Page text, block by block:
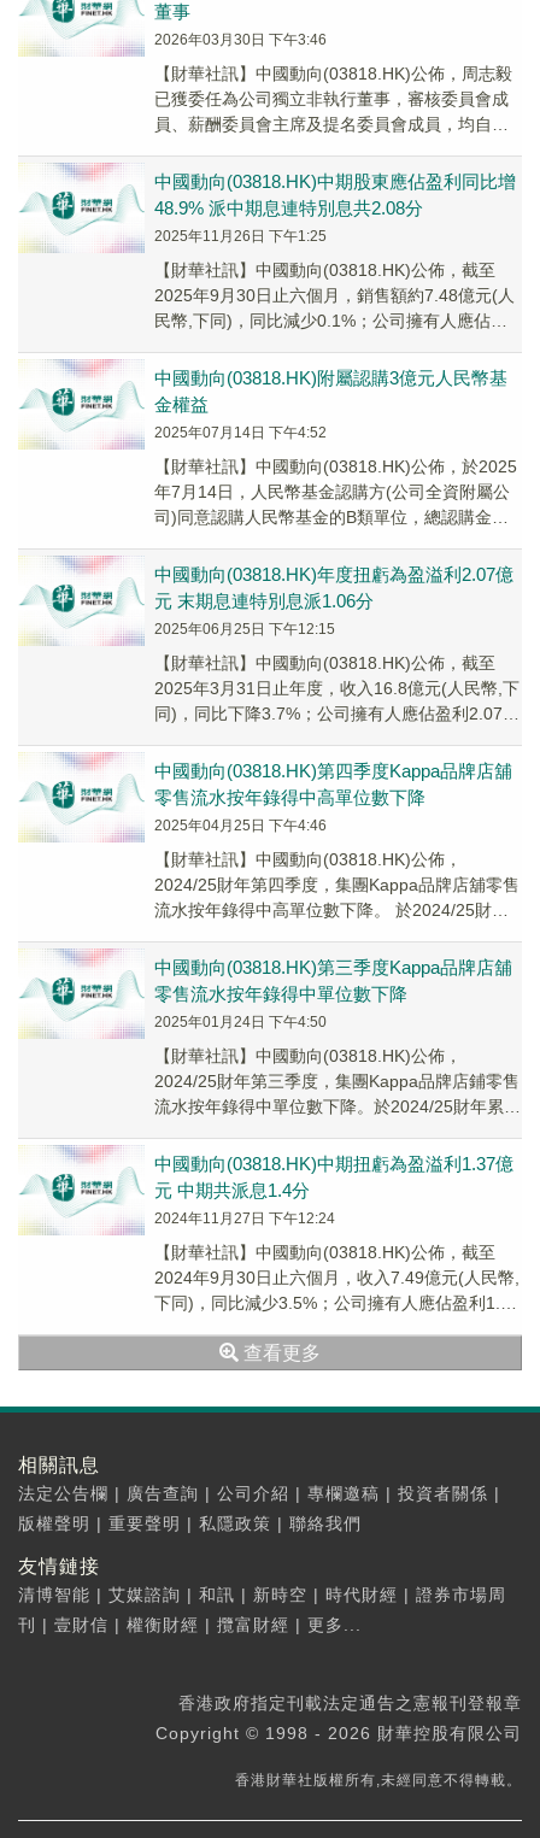
董事
2026年03月30日 下午3:46
​【財華社訊】中國動向(03818.HK)公佈，周志毅
已獲委任為公司獨立非執行董事，審核委員會成
員、薪酬委員會主席及提名委員會成員，均自
中國動向(03818.HK)中期股東應佔盈利同比增
48.9% 派中期息連特別息共2.08分
2025年11月26日 下午1:25
【財華社訊】中國動向(03818.HK)公佈，截至
2025年9月30日止六個月，銷售額約7.48億元(人
民幣,下同)，同比減少0.1%；公司擁有人應佔盈
中國動向(03818.HK)附屬認購3億元人民幣基
金權益
2025年07月14日 下午4:52
【財華社訊】中國動向(03818.HK)公佈，於2025
年7月14日，人民幣基金認購方(公司全資附屬公
司)同意認購人民幣基金的B類單位，總認購金額
中國動向(03818.HK)年度扭虧為盈溢利2.07億
元 末期息連特別息派1.06分
2025年06月25日 下午12:15
【財華社訊】中國動向(03818.HK)公佈，截至
2025年3月31日止年度，收入16.8億元(人民幣,下
同)，同比下降3.7%；公司擁有人應佔盈利2.07億
中國動向(03818.HK)第四季度Kappa品牌店舖
零售流水按年錄得中高單位數下降
2025年04月25日 下午4:46
【財華社訊】中國動向(03818.HK)公佈，
2024/25財年第四季度，集團Kappa品牌店舖零售
流水按年錄得中高單位數下降。 於2024/25財年
中國動向(03818.HK)第三季度Kappa品牌店舖
零售流水按年錄得中單位數下降
2025年01月24日 下午4:50
【財華社訊】中國動向(03818.HK)公佈，
2024/25財年第三季度，集團Kappa品牌店鋪零售
流水按年錄得中單位數下降。於2024/25財年累
中國動向(03818.HK)中期扭虧為盈溢利1.37億
元 中期共派息1.4分
2024年11月27日 下午12:24
【財華社訊】中國動向(03818.HK)公佈，截至
2024年9月30日止六個月，收入7.49億元(人民幣,
下同)，同比減少3.5%；公司擁有人應佔盈利1.37
查看更多
相關訊息
法定公告欄 | 廣告查詢 | 公司介紹 | 專欄邀稿 | 投資者關係 |
版權聲明 | 重要聲明 | 私隱政策 | 聯絡我們
友情鏈接
清博智能 | 艾媒諮詢 | 和訊 | 新時空 | 時代財經 | 證券市場周
刊
| 壹財信 | 權衡財經 | 攬富財經 | 更多...
香港政府指定刊載法定通告之憲報刊登報章
Copyright © 1998 - 2026 財華控股有限公司
香港財華社版權所有,未經同意不得轉載。